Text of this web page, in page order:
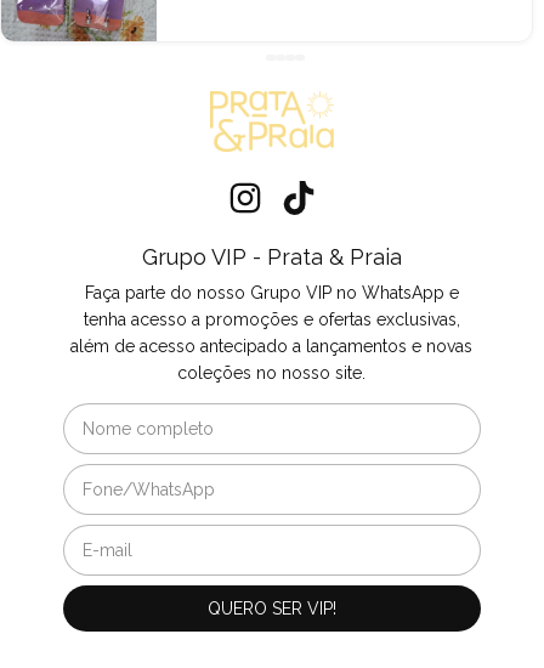
Grupo VIP - Prata & Praia
Faça parte do nosso Grupo VIP no WhatsApp e
tenha acesso a promoções e ofertas exclusivas,
além de acesso antecipado a lançamentos e novas
coleções no nosso site.